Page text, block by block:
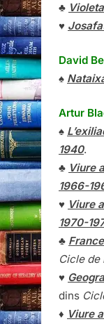
♣ Violeta
♥
David
♠
Artur
♠
1940.
♣ Viure
1966-
♥ Viure
1970-
♣
Cicle de
♥
dins
♦ Viure